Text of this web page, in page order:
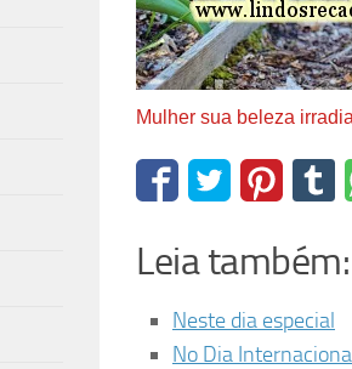
Mulher sua beleza
Leia também:
Neste dia especial
No Dia